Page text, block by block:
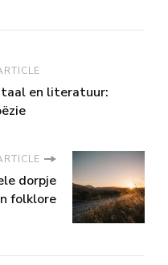
en literatuur:
dorpje
folklore